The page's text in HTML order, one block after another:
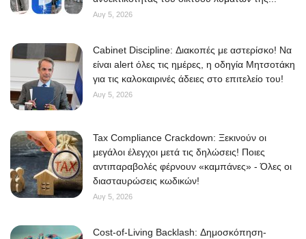
Αυγ 5, 2026
Cabinet Discipline: Διακοπές με αστερίσκο! Να
είναι alert όλες τις ημέρες, η οδηγία Μητσοτάκη
για τις καλοκαιρινές άδειες στο επιτελείο του!
Αυγ 5, 2026
Tax Compliance Crackdown: Ξεκινούν οι
μεγάλοι έλεγχοι μετά τις δηλώσεις! Ποιες
αντιπαραβολές φέρνουν «καμπάνες» - Όλες οι
διασταυρώσεις κωδικών!
Αυγ 5, 2026
Cost-of-Living Backlash: Δημοσκόπηση-